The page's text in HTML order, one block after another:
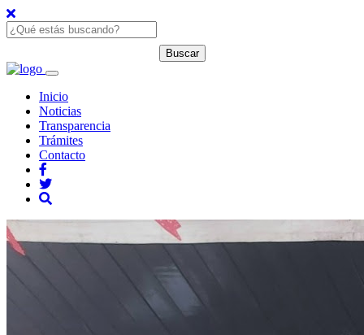
Inicio
Noticias
Transparencia
Trámites
Contacto